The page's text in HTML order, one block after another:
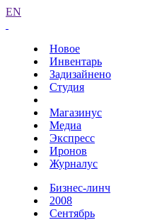
EN
Новое
Инвентарь
Задизайнено
Студия
Магазинус
Медиа
Экспресс
Иронов
Журналус
Бизнес-линч
2008
Сентябрь